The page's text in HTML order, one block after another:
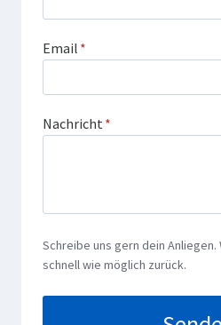
Email *
Nachricht *
Schreibe uns gern dein Anliegen.
schnell wie möglich zurück.